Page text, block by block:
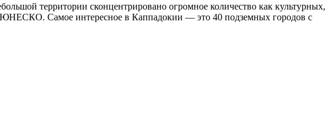
территории сконцентрировано огромное количество как культурных,
ЮНЕСКО. Самое интересное в Каппадокии — это 40 подземных городов с